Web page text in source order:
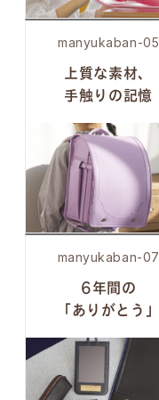
manyukaban-05
上質な素材、
手触りの記憶
manyukaban-07
6年間の
「ありがとう」